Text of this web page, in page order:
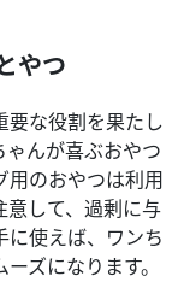
やつ
要な役割を果たし
ゃんが喜ぶおやつ
用のおやつは利用
意して、過剰に与
に使えば、ワンち
ズになります。